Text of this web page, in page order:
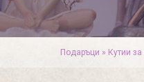
Подаръци » Кутии